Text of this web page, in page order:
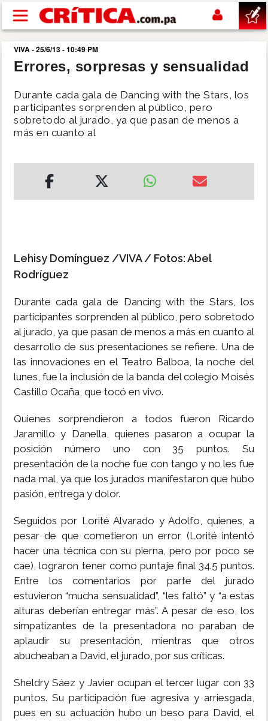
Pasar al contenido principal
buscar
NACIONAL
MUNDO
MULTIMEDIA
IMPRESO
VIVA - 25/6/13 - 10:49 PM
Errores, sorpresas y sensualidad
Durante cada gala de Dancing with the Stars, los
participantes sorprenden al público, pero
sobretodo al jurado, ya que pasan de menos a
más en cuanto al
Lehisy Domínguez /VIVA / Fotos: Abel
Rodríguez
Durante cada gala de Dancing with the Stars, los
participantes sorprenden al público, pero sobretodo
al jurado, ya que pasan de menos a más en cuanto al
desarrollo de sus presentaciones se refiere. Una de
las innovaciones en el Teatro Balboa, la noche del
lunes, fue la inclusión de la banda del colegio Moisés
Castillo Ocaña, que tocó en vivo.
Quienes sorprendieron a todos fueron Ricardo
Jaramillo y Danella, quienes pasaron a ocupar la
posición número uno con 35 puntos. Su
presentación de la noche fue con tango y no les fue
nada mal, ya que los jurados manifestaron que hubo
pasión, entrega y dolor.
Seguidos por Lorité Alvarado y Adolfo, quienes, a
pesar de que cometieron un error (Lorité intentó
hacer una técnica con su pierna, pero por poco se
cae), lograron tener como puntaje final 34.5 puntos.
Entre los comentarios por parte del jurado
estuvieron “mucha sensualidad”, “les faltó” y “a estas
alturas deberían entregar más”. A pesar de eso, los
simpatizantes de la presentadora no paraban de
aplaudir su presentación, mientras que otros
abucheaban a David, el jurado, por sus críticas.
Sheldry Sáez y Javier ocupan el tercer lugar con 33
puntos. Su participación fue agresiva y arriesgada,
pues en su actuación hubo un beso para David, el